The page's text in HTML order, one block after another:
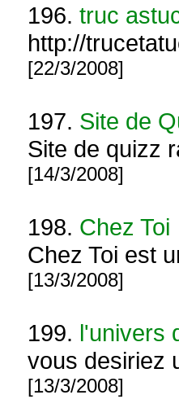
196. truc
http://
[22/3/2008]
197. Site de
Site de quizz
[14/3/2008]
198. Chez Toi
Chez Toi est
[13/3/2008]
199. l'univers
vous desiriez
[13/3/2008]